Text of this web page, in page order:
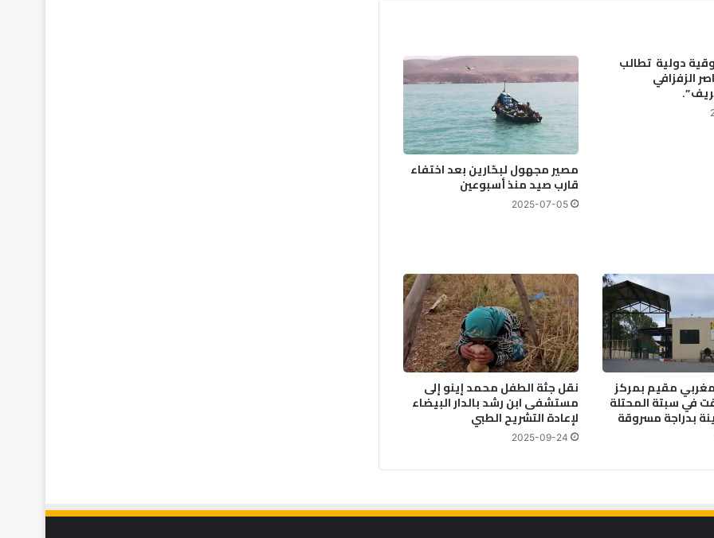
دولية تطالب
الزفزافي
”.
مصير مجهول لبحّارين بعد اختفاء
قارب صيد منذ أسبوعين
2025-07-05
مقيم بمركز
في سبتة المحتلة
بدراجة مسروقة
نقل جثة الطفل محمد إينو إلى
مستشفى ابن رشد بالدار البيضاء
لإعادة التشريح الطبي
2025-09-24